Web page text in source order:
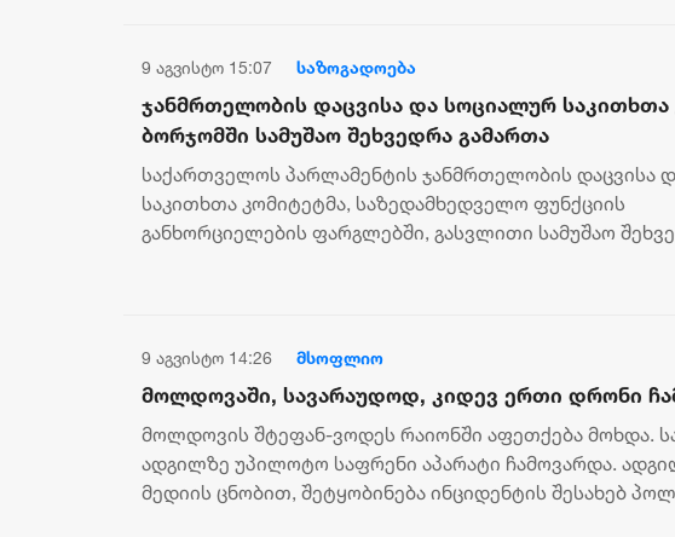
9 აგვისტო 15:07 საზოგადოება
ჯანმრთელობის დაცვისა და სოციალურ საკითხთა
ბორჯომში სამუშაო შეხვედრა გამართა
საქართველოს პარლამენტის ჯანმრთელობის დაცვისა
საკითხთა კომიტეტმა, საზედამხედველო ფუნქციის
განხორციელების ფარგლებში, გასვლითი სამუშაო
9 აგვისტო 14:26 მსოფლიო
მოლდოვაში, სავარაუდოდ, კიდევ ერთი დრონი
მოლდოვის შტეფან-ვოდეს რაიონში აფეთქება მოხდა.
ადგილზე უპილოტო საფრენი აპარატი ჩამოვარდა.
მედიის ცნობით, შეტყობინება ინციდენტის შესახებ